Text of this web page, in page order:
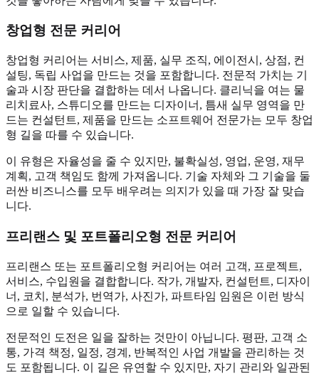
창업형 전문 커리어
창업형 커리어는 서비스, 제품, 실무 조직, 에이전시, 상점, 컨
설팅, 독립 사업을 만드는 것을 포함합니다. 전문적 가치는 기
술과 시장 판단을 결합하는 데서 나옵니다. 클리닉을 여는 물
리치료사, 스튜디오를 만드는 디자이너, 틈새 실무 영역을 만
드는 컨설턴트, 제품을 만드는 소프트웨어 전문가는 모두 창업
형 길을 따를 수 있습니다.
이 유형은 자율성을 줄 수 있지만, 불확실성, 영업, 운영, 재무
계획, 고객 책임도 함께 가져옵니다. 기술 자체와 그 기술을 둘
러싼 비즈니스를 모두 배우려는 의지가 있을 때 가장 잘 맞습
니다.
프리랜스 및 포트폴리오형 전문 커리어
프리랜스 또는 포트폴리오형 커리어는 여러 고객, 프로젝트,
서비스, 수입원을 결합합니다. 작가, 개발자, 컨설턴트, 디자이
너, 코치, 분석가, 번역가, 사진가, 파트타임 임원은 이런 방식
으로 일할 수 있습니다.
전문적인 도전은 일을 잘하는 것만이 아닙니다. 평판, 고객 소
통, 가격 책정, 일정, 경계, 반복적인 사업 개발을 관리하는 것
도 포함됩니다. 이 길은 유연할 수 있지만, 자기 관리와 일관된